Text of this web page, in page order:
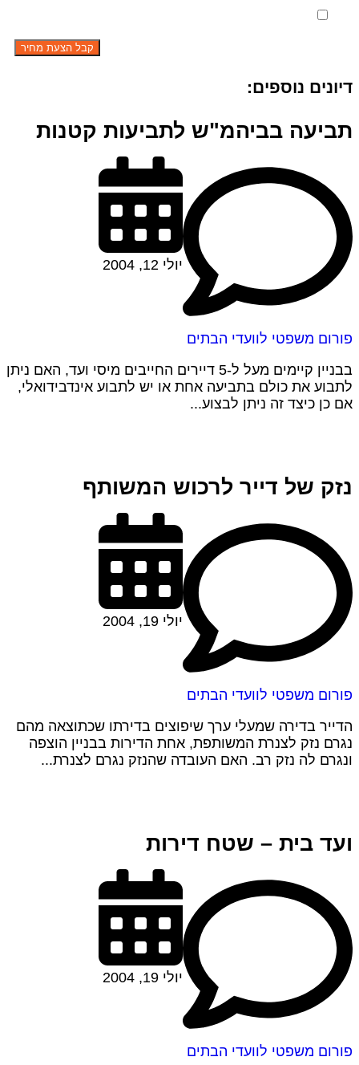
דיונים נוספים:
תביעה בביהמ"ש לתביעות קטנות
פורום משפטי לוועדי הבתים
יולי 12, 2004
בבניין קיימים מעל ל-5 דיירים החייבים מיסי ועד, האם ניתן
לתבוע את כולם בתביעה אחת או יש לתבוע אינדבידואלי,
אם כן כיצד זה ניתן לבצוע...
נזק של דייר לרכוש המשותף
פורום משפטי לוועדי הבתים
יולי 19, 2004
הדייר בדירה שמעלי ערך שיפוצים בדירתו שכתוצאה מהם
נגרם נזק לצנרת המשותפת, אחת הדירות בבניין הוצפה
ונגרם לה נזק רב. האם העובדה שהנזק נגרם לצנרת...
ועד בית – שטח דירות
פורום משפטי לוועדי הבתים
יולי 19, 2004